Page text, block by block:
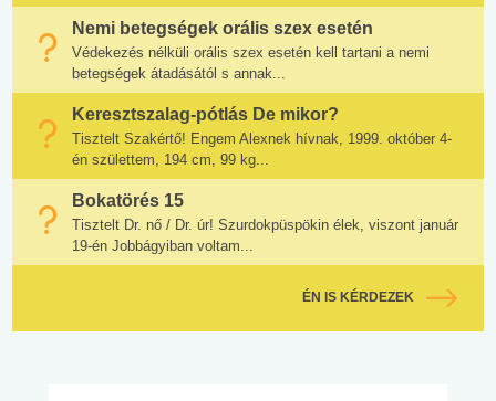
Nemi betegségek orális szex esetén
Védekezés nélküli orális szex esetén kell tartani a nemi
betegségek átadásától s annak...
Keresztszalag-pótlás De mikor?
Tisztelt Szakértő! Engem Alexnek hívnak, 1999. október 4-
én születtem, 194 cm, 99 kg...
Bokatörés 15
Tisztelt Dr. nő / Dr. úr! Szurdokpüspökin élek, viszont január
19-én Jobbágyiban voltam...
ÉN IS KÉRDEZEK